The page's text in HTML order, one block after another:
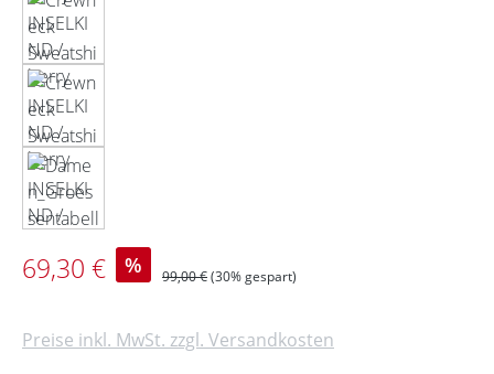
Verkaufspreis:
69,30 € % Regulärer Preis:
99,00 €(30% gespart)
Preise inkl. MwSt. zzgl. Versandkosten